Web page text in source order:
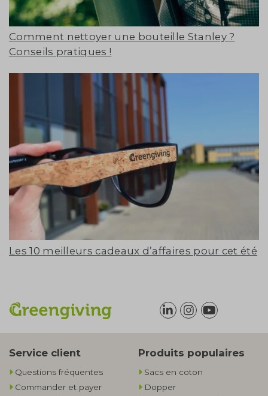
Comment nettoyer une bouteille Stanley ?
Conseils pratiques !
Les 10 meilleurs cadeaux d’affaires pour cet été
Service client
Questions fréquentes
Commander et payer
Produits populaires
Sacs en coton
Dopper